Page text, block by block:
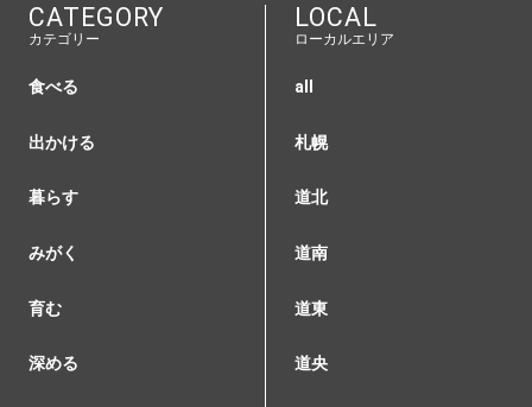
CATEGORY
カテゴリー
食べる
出かける
暮らす
みがく
育む
深める
LOCAL
ローカルエリア
all
札幌
道北
道南
道東
道央